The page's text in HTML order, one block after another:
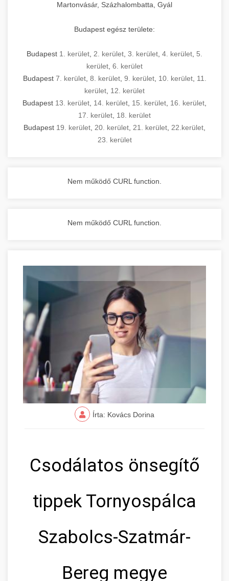
Martonvásár, Százhalombatta, Gyál
Budapest egész területe:
Budapest 1. kerület 2. kerület 3. kerület 4. kerület 5.
kerület 6. kerület
Budapest 7. kerület, 8. kerület, 9. kerület, 10. kerület, 11.
kerület 12. kerület
Budapest 13. kerület 14. kerület 15. kerület 16. kerület
17. kerület 18. kerület
Budapest 19. kerület 20. kerület 21. kerület 22.kerület
23. kerület
Nem működő CURL function.
Nem működő CURL function.
Írta: Kovács Dorina
Csodálatos önsegítő
tippek Tornyospálca
Szabolcs-Szatmár-
Bereg megye